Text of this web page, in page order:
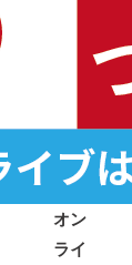
オン
ライ